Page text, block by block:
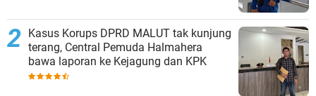
Kasus Korups DPRD MALUT tak kunjung
terang, Central Pemuda Halmahera
bawa laporan ke Kejagung dan KPK